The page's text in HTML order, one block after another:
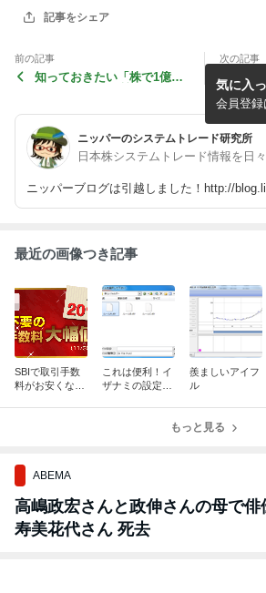
記事をシェア
前の記事
知っておきたい「株で1億儲
クニック
次の記事
ニッパーのシステムトレード研究所
ニッパーブログは引越しました！http://
気に入
会員登録
最近の画像つき記事
SBIで取引手数
料がお安くな
これは便利！イ
ザナミの設定フ
羨ましいアイフ
ル
もっと見る
ABEMA
高嶋政宏さんと政伸さんの母で俳
寿美花代さん 死去